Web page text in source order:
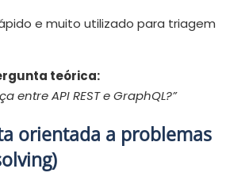
e muito utilizado para triagem
teórica:
entre API REST e GraphQL?”
orientada a problemas